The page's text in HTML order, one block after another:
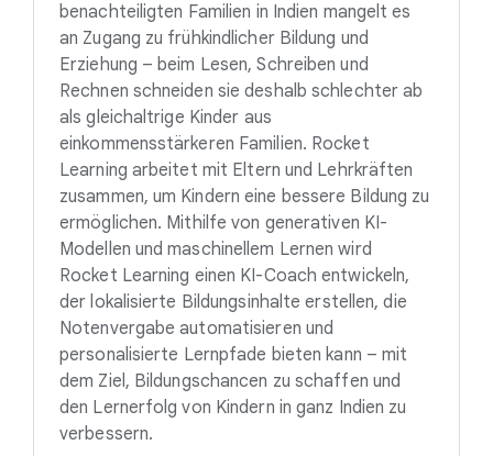
benachteiligten Familien in Indien mangelt es
an Zugang zu frühkindlicher Bildung und
Erziehung – beim Lesen, Schreiben und
Rechnen schneiden sie deshalb schlechter ab
als gleichaltrige Kinder aus
einkommensstärkeren Familien. Rocket
Learning arbeitet mit Eltern und Lehrkräften
zusammen, um Kindern eine bessere Bildung zu
ermöglichen. Mithilfe von generativen KI-
Modellen und maschinellem Lernen wird
Rocket Learning einen KI-Coach entwickeln,
der lokalisierte Bildungsinhalte erstellen, die
Notenvergabe automatisieren und
personalisierte Lernpfade bieten kann – mit
dem Ziel, Bildungschancen zu schaffen und
den Lernerfolg von Kindern in ganz Indien zu
verbessern.